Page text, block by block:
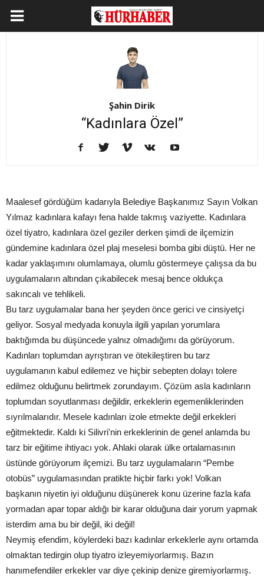
Şahin Dirik
“Kadınlara Özel”
Maalesef gördüğüm kadarıyla Belediye Başkanımız Sayın Volkan
Yılmaz kadınlara kafayı fena halde takmış vaziyette. Kadınlara
özel tiyatro, kadınlara özel geziler derken şimdi de ilçemizin
gündemine kadınlara özel plaj meselesi bomba gibi düştü. Her ne
kadar yaklaşımını olumlamaya, olumlu göstermeye çalışsa da bu
uygulamaların altından çıkabilecek mesaj bence oldukça
sakıncalı ve tehlikeli.
Bu tarz uygulamalar bana her şeyden önce gerici ve cinsiyetçi
geliyor. Sosyal medyada konuyla ilgili yapılan yorumlara
baktığımda bu düşüncede yalnız olmadığımı da görüyorum.
Kadınları toplumdan ayrıştıran ve ötekileştiren bu tarz
uygulamanın kabul edilemez ve hiçbir sebepten dolayı tolere
edilmez olduğunu belirtmek zorundayım. Çözüm asla kadınların
toplumdan soyutlanması değildir, erkeklerin egemenliklerinden
sıyrılmalarıdır. Mesele kadınları izole etmekte değil erkekleri
eğitmektedir. Kaldı ki Silivri'nin erkeklerinin de genel anlamda bu
tarz bir eğitime ihtiyacı yok. Ahlaki olarak ülke ortalamasının
üstünde görüyorum ilçemizi. Bu tarz uygulamaların “Pembe
otobüs” uygulamasından pratikte hiçbir farkı yok! Volkan
başkanın niyetin iyi olduğunu düşünerek konu üzerine fazla kafa
yormadan apar topar aldığı bir karar olduğuna dair yorum yapmak
isterdim ama bu bir değil, iki değil!
Neymiş efendim, köylerdeki bazı kadınlar erkeklerle aynı ortamda
olmaktan tedirgin olup tiyatro izleyemiyorlarmış. Bazın
hanımefendiler erkekler var diye çekinip denize giremiyorlarmış.